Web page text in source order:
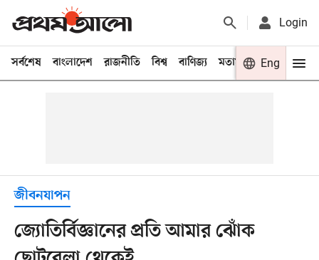
Login
সর্বশেষ বাংলাদেশ রাজনীতি বিশ্ব বাণিজ্য মতামত খেলা
Eng
জীবনযাপন
জ্যোতির্বিজ্ঞানের প্রতি আমার ঝোঁক